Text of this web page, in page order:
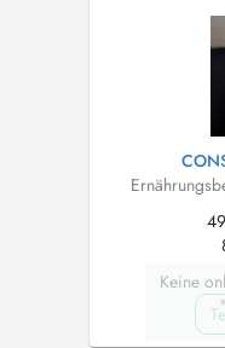
CONSEIL
également
Keine